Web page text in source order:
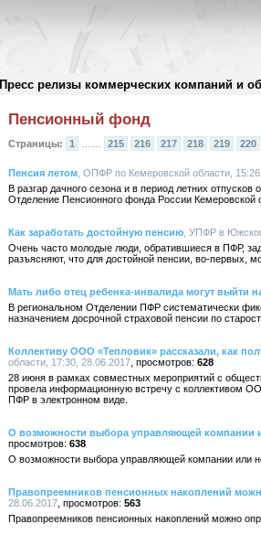
Пресс релизы коммерческих компаний и
Архив пресс-релизов//
Пенсионный фонд
Страницы: 1 215 216 217 218 219 220
Пенсия летом , ОПФР по Кемеровской области,
В разгар дачного сезона и в период летних
Отделение Пенсионного фонда России Кемеровской
Как заработать достойную пенсию , УПФР в
Очень часто молодые люди, обратившиеся в ПФР,
разъясняют, что для достойной пенсии, во-первых,
Мать либо отец ребенка-инвалида могут выйти
В региональном Отделении ПФР систематически
назначением досрочной страховой пенсии по
Коллективу ООО «Тепловик» рассказали, как
области, 17:30, 28.06.2017
628
28 июня в рамках совместных мероприятий с
провела информационную встречу с коллективом
ПФР в электронном виде.
О возможности выбора управляющей компании
638
О возможности выбора управляющей компании или
Правопреемников пенсионных накоплений
28.06.2017
563
Правопреемников пенсионных накоплений можно